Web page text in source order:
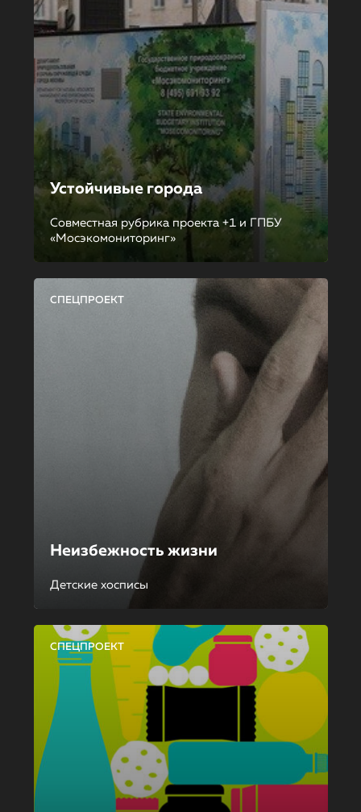
Устойчивые города
Совместная рубрика проекта +1 и ГПБУ
«Мосэкомониторинг»
СПЕЦПРОЕКТ
Неизбежность жизни
Детские хосписы
СПЕЦПРОЕКТ